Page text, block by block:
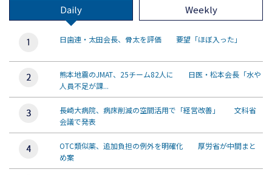
Daily Weekly
日歯連・太田会長、骨太を評価 要望「ほぼ入った」
熊本地震のJMAT、25チーム82人に 日医・松本会長「水や
人員不足が課...
長崎大病院、病床削減の空間活用で「経営改善」 文科省
会議で発表
OTC類似薬、追加負担の例外を明確化 厚労省が中間まと
め案